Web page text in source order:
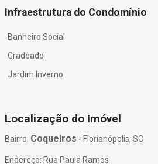
Infraestrutura do Condomínio
Banheiro Social
Gradeado
Jardim Inverno
Localização do Imóvel
Bairro: Coqueiros - Florianópolis, SC
Endereço: Rua Paula Ramos